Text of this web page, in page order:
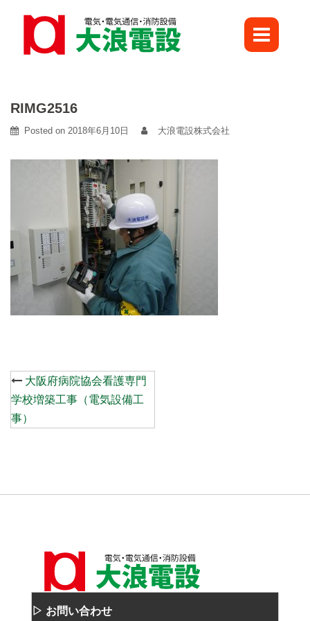
content
RIMG2516
Posted on 2018年6月10日 大浪電設株式会社
Post
navigation
大阪府病院協会看護専門
学校増築工事（電気設備工
事）
▷ お問い合わせ